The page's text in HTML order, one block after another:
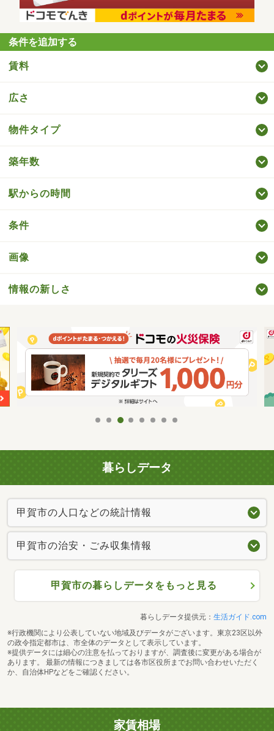
条件を追加する
賃料
広さ
物件タイプ
築年数
駅からの時間
条件
画像
情報の新しさ
暮らしデータ
甲賀市の人口などの統計情報
甲賀市の治安・ごみ収集情報
甲賀市の暮らしデータをもっと見る
暮らしデータ提供元： 生活ガイド.com
※行政機関により公表していない地域及びデータがございます。東京23区以外
の政令指定都市は、市全体のデータとして表示しています。
※提供データには細心の注意を払っておりますが、調査後に変更がある場合が
あります。 最新の情報につきましては各市区役所までお問い合わせいただく
か、自治体HPなどをご確認ください。
家賃相場